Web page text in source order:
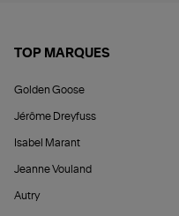
TOP MARQUES
Golden Goose
Jérôme Dreyfuss
Isabel Marant
Jeanne Vouland
Autry